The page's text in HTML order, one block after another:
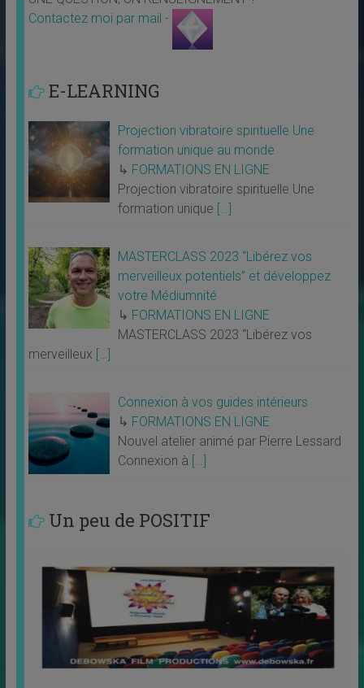
Contactez moi par mail -
E-LEARNING
Projection vibratoire spirituelle Une
formation unique au monde
↳ FORMATIONS EN LIGNE
Projection vibratoire spirituelle Une
formation unique […]
MASTERCLASS 2023 “Libérez vos
merveilleux potentiels” et développez
votre Médiumnité
↳ FORMATIONS EN LIGNE
MASTERCLASS 2023 “Libérez vos
merveilleux […]
Connexion à vos guides intérieurs
↳ FORMATIONS EN LIGNE
Nouvel atelier animé par Pierre Lessard
Connexion à […]
Un peu de POSITIF